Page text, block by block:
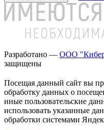
Разработано — ООО
защищены
Посещая данный сайт вы
обработку данных о
иные пользовательские
использовать указанные
обработки системами